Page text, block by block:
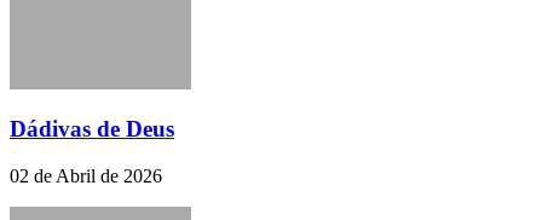
Dádivas de Deus
02 de Abril de 2026